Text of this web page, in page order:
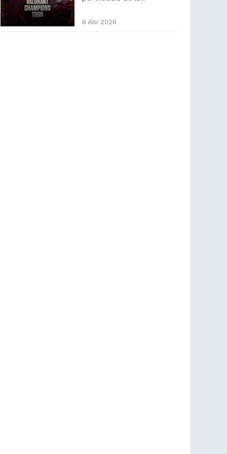
Códigos para ícones clássicos gratuitos no
League of Legends [agosto 2026]
8 Abr 2026